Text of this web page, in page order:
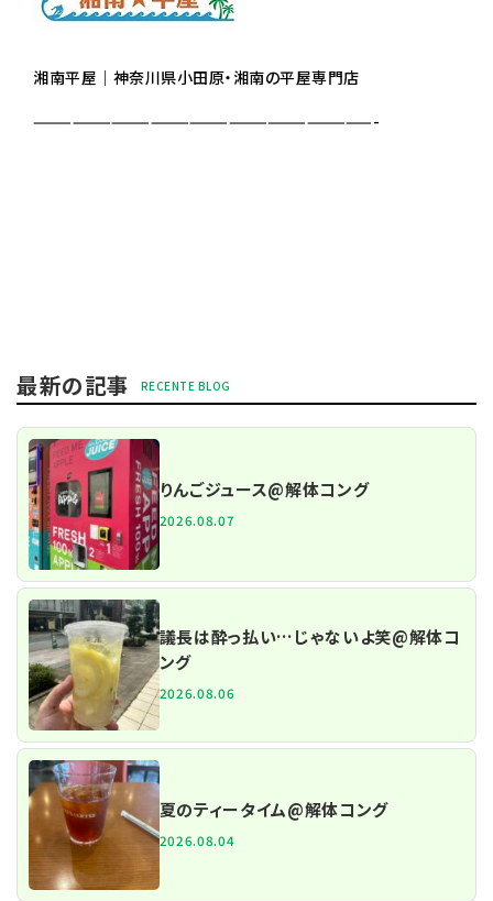
湘南平屋｜神奈川県小田原・湘南の平屋専門店
——————————————————————————-
最新の記事
りんごジュース@解体コング
2026.08.07
議長は酔っ払い…じゃないよ笑@解体コ
ング
2026.08.06
夏のティータイム@解体コング
2026.08.04